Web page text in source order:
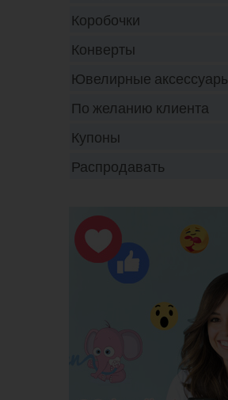
Коробочки
Конверты
Ювелирные
По желанию клиента
Купоны
Распродавать